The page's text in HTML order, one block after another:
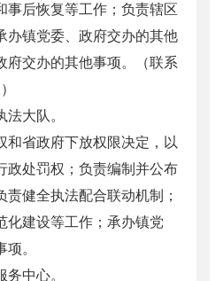
事后恢复等工作；负责辖区
办镇党委、政府交办的其他
府交办的其他事项。（联系
法大队。
和省政府下放权限决定，以
政处罚权；负责编制并公布
健全执法配合联动机制；
化建设等工作；承办镇党
。
务中心。